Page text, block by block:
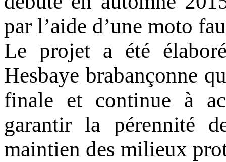
par l’aide d’une moto
Le projet a été
Hesbaye brabançonne
finale et continue à
garantir la pérennité
maintien des milieux